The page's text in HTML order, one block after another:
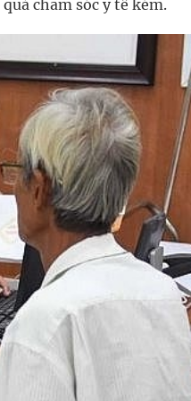
chăm sóc y tế kém.